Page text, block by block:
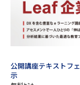
公開講座テキストフ
示